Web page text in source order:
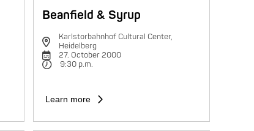
Beanfield & Syrup
Karlstorbahnhof Cultural Center,
Heidelberg
27. October 2000
9:30 p.m.
Learn more